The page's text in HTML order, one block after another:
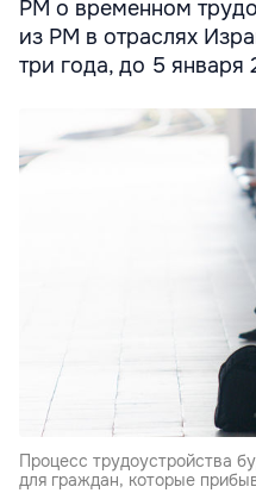
РМ о временном
из РМ в отраслях
три года, до 5 января
Процесс трудоустройства
для граждан, которые